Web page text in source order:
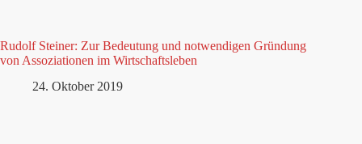
Rudolf Steiner: Zur Bedeutung und notwendigen Gründung
von Assoziationen im Wirtschaftsleben
24. Oktober 2019